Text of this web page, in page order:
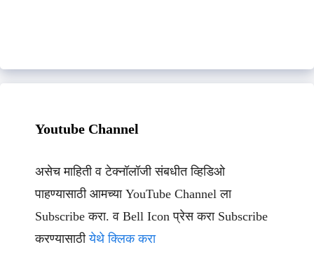
Youtube Channel
असेच माहिती व टेक्नॉलॉजी संबधीत व्हिडिओ
पाहण्यासाठी आमच्या YouTube Channel ला
Subscribe करा. व Bell Icon प्रेस करा Subscribe
करण्यासाठीयेथे क्लिक करा